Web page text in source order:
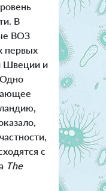
В
ВОЗ
первых
Швеции и
с
The